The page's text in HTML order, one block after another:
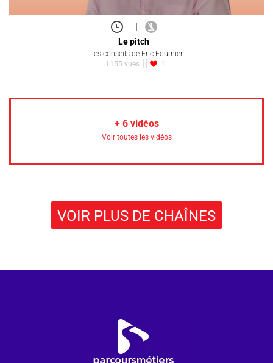
|
Le pitch
Les conseils de Eric Fournier
1155 vues
1
+ 6vidéos
Voir toutes les vidéos
VOIR PLUS DE CHAÎNES